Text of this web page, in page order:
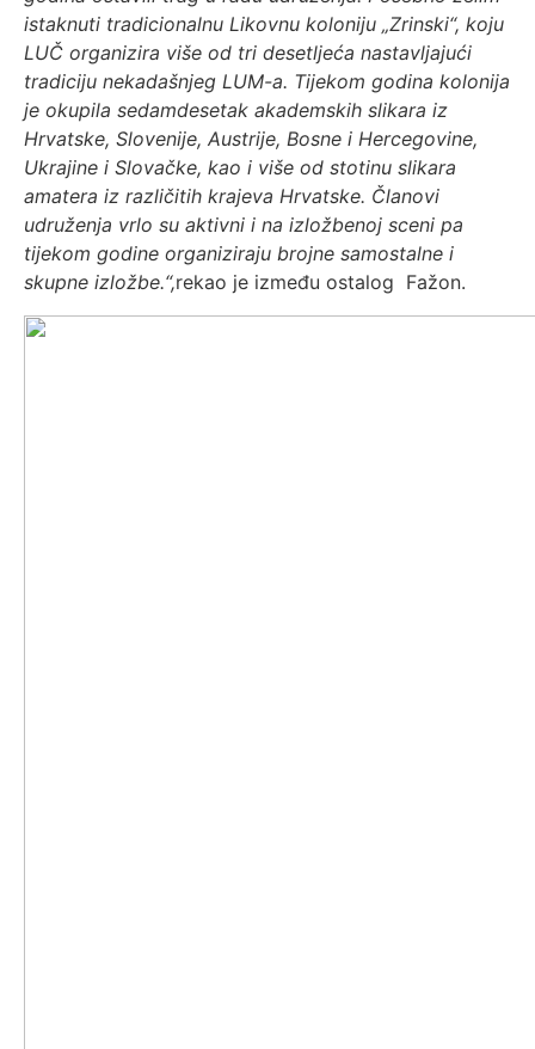
istaknuti tradicionalnu Likovnu koloniju „Zrinski“, koju
LUČ organizira više od tri desetljeća nastavljajući
tradiciju nekadašnjeg LUM-a. Tijekom godina kolonija
je okupila sedamdesetak akademskih slikara iz
Hrvatske, Slovenije, Austrije, Bosne i Hercegovine,
Ukrajine i Slovačke, kao i više od stotinu slikara
amatera iz različitih krajeva Hrvatske. Članovi
udruženja vrlo su aktivni i na izložbenoj sceni pa
tijekom godine organiziraju brojne samostalne i
skupne izložbe.“,rekao je između ostalog Fažon.